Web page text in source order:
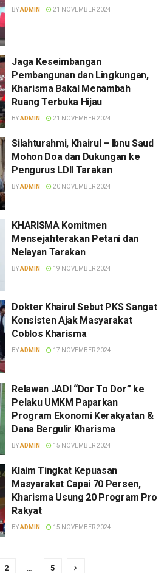
BYADMIN 21 NOVEMBER 2024
Jaga Keseimbangan
Pembangunan dan Lingkungan,
Kharisma Bakal Menambah
Ruang Terbuka Hijau
BYADMIN 21 NOVEMBER 2024
Silahturahmi, Khairul – Ibnu Saud
Mohon Doa dan Dukungan ke
Pengurus LDII Tarakan
BYADMIN 20 NOVEMBER 2024
KHARISMA Komitmen
Mensejahterakan Petani dan
Nelayan Tarakan
BYADMIN 19 NOVEMBER 2024
Dokter Khairul Sebut PKS Sangat
Konsisten Ajak Masyarakat
Coblos Kharisma
BYADMIN 17 NOVEMBER 2024
Relawan JADI “Dor To Dor” ke
Pelaku UMKM Paparkan
Program Ekonomi Kerakyatan &
Dana Bergulir Kharisma
BYADMIN 15 NOVEMBER 2024
Klaim Tingkat Kepuasan
Masyarakat Capai 70 Persen,
Kharisma Usung 20 Program Pro
Rakyat
BYADMIN 15 NOVEMBER 2024
2 5